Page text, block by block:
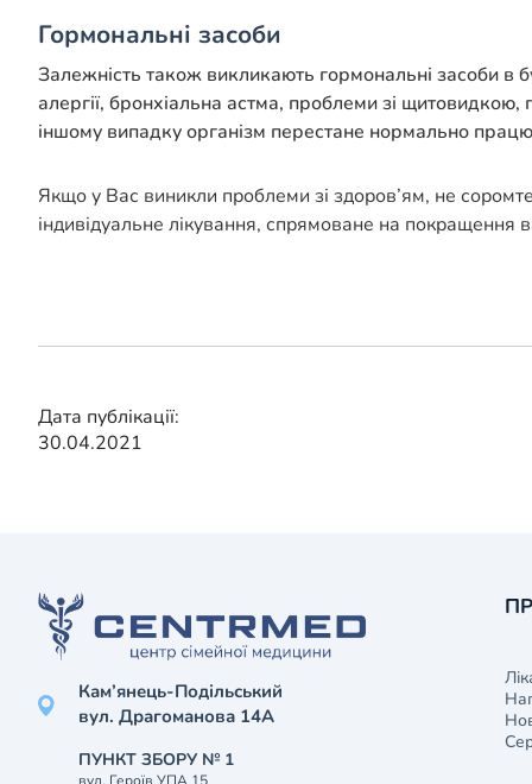
Гормональні засоби
Залежність також викликають гормональні засоби в
алергії, бронхіальна астма, проблеми зі щитовидкою,
іншому випадку організм перестане нормально
Якщо у Вас виникли проблеми зі здоров’ям, не
індивідуальне лікування, спрямоване на
Дата публікації:
30.04.2021
Кам’янець-Подільський
вул. Драгоманова 14А
ПУНКТ ЗБОРУ № 1